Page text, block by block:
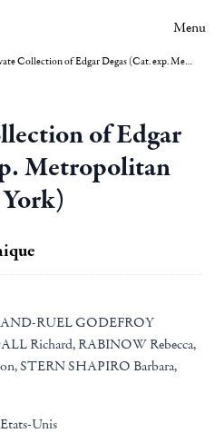
Menu
The Private Collection of Edgar Degas (Cat. exp. Metropolitan Museum, New York)
of Edgar
Metropolitan
RUEL GODEFROY
Richard, RABINOW Rebecca,
STERN SHAPIRO Barbara,
Unis